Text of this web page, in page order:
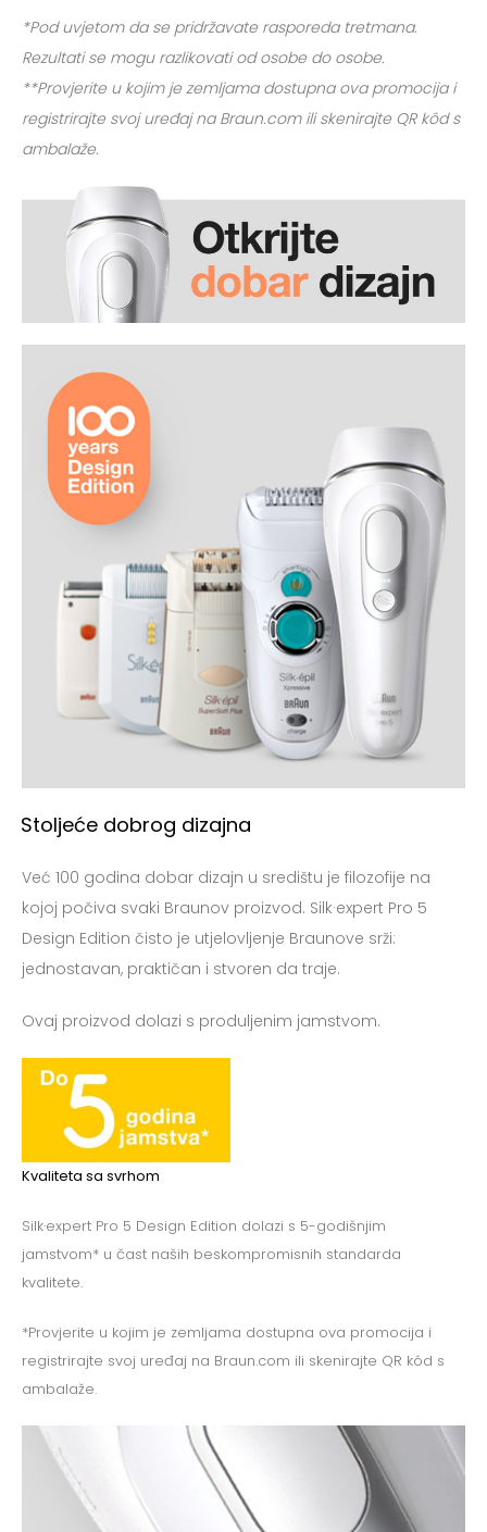
*Pod uvjetom da se pridržavate rasporeda tretmana.
Rezultati se mogu razlikovati od osobe do osobe.
**Provjerite u kojim je zemljama dostupna ova promocija i
registrirajte svoj uređaj na Braun.com ili skenirajte QR kôd s
ambalaže.
Stoljeće dobrog dizajna
Već 100 godina dobar dizajn u središtu je filozofije na
kojoj počiva svaki Braunov proizvod. Silk·expert Pro 5
Design Edition čisto je utjelovljenje Braunove srži:
jednostavan, praktičan i stvoren da traje.
Ovaj proizvod dolazi s produljenim jamstvom.
Kvaliteta sa svrhom
Silk·expert Pro 5 Design Edition dolazi s 5-godišnjim
jamstvom* u čast naših beskompromisnih standarda
kvalitete.
*Provjerite u kojim je zemljama dostupna ova promocija i
registrirajte svoj uređaj na Braun.com ili skenirajte QR kôd s
ambalaže.